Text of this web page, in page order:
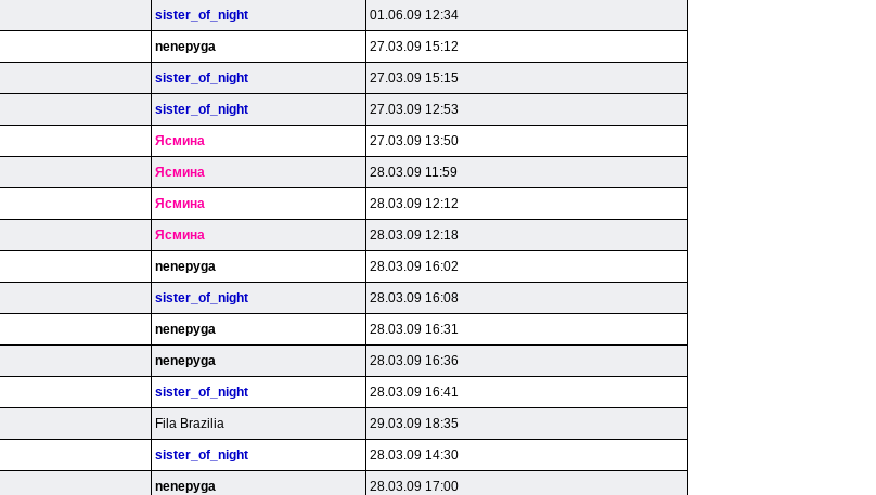
sister_of_night 01.06.09 12:34
nenepyga 27.03.09 15:12
sister_of_night 27.03.09 15:15
sister_of_night 27.03.09 12:53
Яcминa 27.03.09 13:50
Яcминa 28.03.09 11:59
Яcминa 28.03.09 12:12
Яcминa 28.03.09 12:18
nenepyga 28.03.09 16:02
sister_of_night 28.03.09 16:08
nenepyga 28.03.09 16:31
nenepyga 28.03.09 16:36
sister_of_night 28.03.09 16:41
Fila Brazilia 29.03.09 18:35
sister_of_night 28.03.09 14:30
nenepyga 28.03.09 17:00